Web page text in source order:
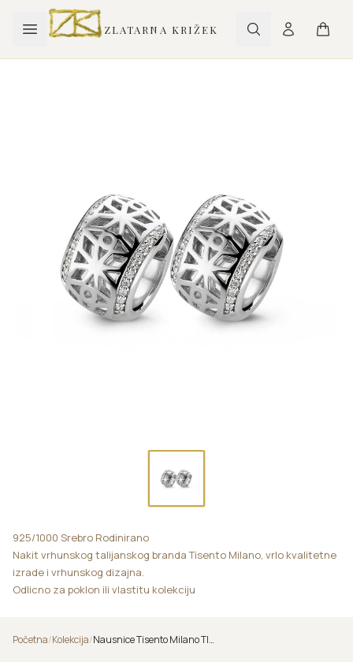
ZLATARNA KRIŽEK
925/1000 Srebro Rodinirano
Nakit vrhunskog talijanskog branda Tisento Milano, vrlo kvalitetne
izrade i vrhunskog dizajna.
Odlicno za poklon ili vlastitu kolekciju
Početna/Kolekcija/ Nausnice Tisento Milano TISE000205/D2